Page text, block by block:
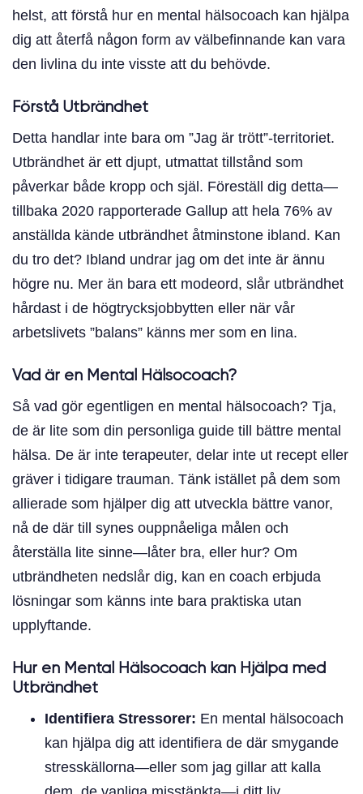
helst, att förstå hur en mental hälsocoach kan hjälpa
dig att återfå någon form av välbefinnande kan vara
den livlina du inte visste att du behövde.
Förstå Utbrändhet
Detta handlar inte bara om ”Jag är trött”-territoriet.
Utbrändhet är ett djupt, utmattat tillstånd som
påverkar både kropp och själ. Föreställ dig detta—
tillbaka 2020 rapporterade Gallup att hela 76% av
anställda kände utbrändhet åtminstone ibland. Kan
du tro det? Ibland undrar jag om det inte är ännu
högre nu. Mer än bara ett modeord, slår utbrändhet
hårdast i de högtrycksjobbytten eller när vår
arbetslivets ”balans” känns mer som en lina.
Vad är en Mental Hälsocoach?
Så vad gör egentligen en mental hälsocoach? Tja,
de är lite som din personliga guide till bättre mental
hälsa. De är inte terapeuter, delar inte ut recept eller
gräver i tidigare trauman. Tänk istället på dem som
allierade som hjälper dig att utveckla bättre vanor,
nå de där till synes ouppnåeliga målen och
återställa lite sinne—låter bra, eller hur? Om
utbrändheten nedslår dig, kan en coach erbjuda
lösningar som känns inte bara praktiska utan
upplyftande.
Hur en Mental Hälsocoach kan Hjälpa med
Utbrändhet
Identifiera Stressorer: En mental hälsocoach
kan hjälpa dig att identifiera de där smygande
stresskällorna—eller som jag gillar att kalla